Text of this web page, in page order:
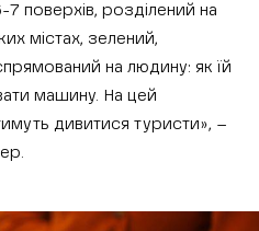
поверхів, розділений на
містах, зелений,
на людину: як їй
машину. На цей
дивитися туристи», –